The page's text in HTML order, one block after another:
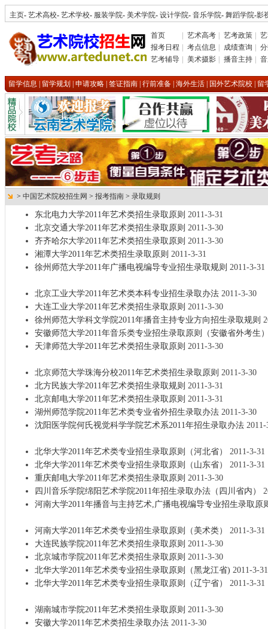
主页- 艺术高校- 艺术学校- 服装学院- 美术学院- 设计学院- 音乐学院- 舞蹈学院-影
首页 艺术高考 艺考政策
报考日程
考点信息 成绩查询
艺考辅导
美术摄影 播音主持
留学信息 留学规划 申请攻略 签证指南 行前准备 海外生活 国外艺术院校 留
> 中国艺术院校招生网 > 报考指南 > 录取规则
东北电力大学2011年艺术类招生录取原则 2011-3-31
北京交通大学2011年艺术类招生录取原则 2011-3-30
齐齐哈尔大学2011年艺术类招生录取原则 2011-3-30
湘潭大学2011年艺术类招生录取原则 2011-3-31
徐州师范大学2011年广播电视编导专业招生录取规则 2011-3-31
北京工业大学2011年艺术类本科专业招生录取办法2011-3-30
大连工业大学2011年艺术类招生录取原则 2011-3-30
徐州师范大学科文学院2011年播音主持专业方向招生录取规则
安徽师范大学2011年音乐类专业招生录取原则（安徽省外考生
天津师范大学2011年艺术类招生录取原则 2011-3-30
北京师范大学珠海分校2011年艺术类招生录取原则 2011-3-30
北方民族大学2011年艺术类招生录取规则 2011-3-31
北京邮电大学2011年艺术类招生录取原则 2011-3-31
湖州师范学院2011年艺术类专业省外招生录取办法2011-3-30
沈阳医学院何氏视觉科学学院艺术系2011年招生录取办法2011-
北华大学2011年艺术类专业招生录取原则（河北省）
2011-3-31
北华大学2011年艺术类专业招生录取原则（山东省）
2011-3-31
重庆邮电大学2011年艺术类招生录取原则 2011-3-30
四川音乐学院绵阳艺术学院2011年招生录取办法（四川省内）
河南大学2011年播音与主持艺术,广播电视编导专业招生录取原
河南大学2011年艺术类专业招生录取原则（美术类）
2011-3-31
大连民族学院2011年艺术类招生录取原则 2011-3-30
北京城市学院2011年艺术类招生录取原则 2011-3-30
北华大学2011年艺术类专业招生录取原则（黑龙江省) 2011-3-31
北华大学2011年艺术类专业招生录取原则（辽宁省）
2011-3-31
湖南城市学院2011年艺术类招生录取原则 2011-3-30
安徽大学2011年艺术类招生录取办法2011-3-30